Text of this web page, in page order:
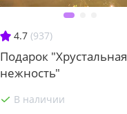
4.7 (937)
Подарок "Хрустальная
нежность"
В наличии